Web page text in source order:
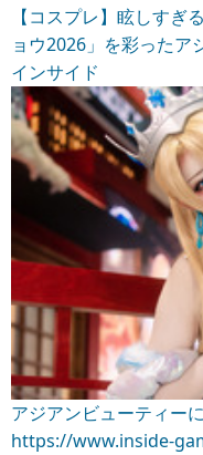
【コスプレ】眩しすぎ
ョウ2026」を彩ったア
インサイド
アジアンビューティー
https://www.inside-